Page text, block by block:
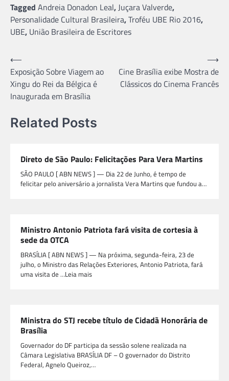
Tagged Andreia Donadon Leal,Juçara Valverde,
Personalidade Cultural Brasileira,Troféu UBE Rio 2016,
UBE, União Brasileira de Escritores
Navegação
de
Post
⟵
Exposição Sobre Viagem ao
Xingu do Rei da Bélgica é
Inaugurada em Brasília
Cine Brasília exibe Mostra de
Clássicos do Cinema Francês
⟶
Related Posts
Direto de São Paulo: Felicitações Para Vera Martins
SÃO PAULO [ ABN NEWS ] — Dia 22 de Junho, é tempo de
felicitar pelo aniversário a jornalista Vera Martins que fundou a…
Ministro Antonio Patriota fará visita de cortesia à
sede da OTCA
BRASÍLIA [ ABN NEWS ] — Na próxima, segunda-feira, 23 de
julho, o Ministro das Relações Exteriores, Antonio Patriota, fará
uma visita de …Leia mais
Ministra do STJ recebe título de Cidadã Honorária de
Brasília
Governador do DF participa da sessão solene realizada na
Câmara Legislativa BRASÍLIA DF – O governador do Distrito
Federal, Agnelo Queiroz,…